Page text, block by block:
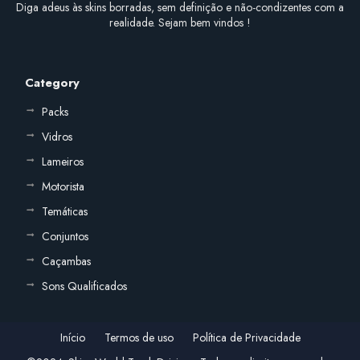
Diga adeus às skins borradas, sem definição e não-condizentes com a
realidade. Sejam bem vindos !
Category
Packs
Vidros
Lameiros
Motorista
Temáticas
Conjuntos
Caçambas
Sons Qualificados
Início Termos de uso
Política de Privacidade